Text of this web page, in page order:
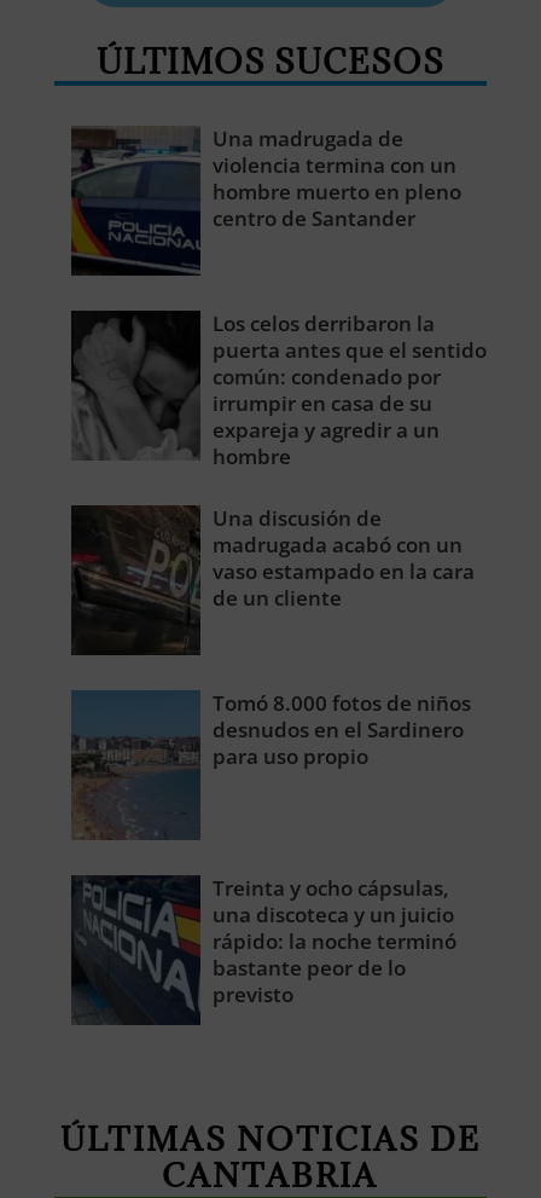
ÚLTIMOS SUCESOS
Una madrugada de
violencia termina con un
hombre muerto en pleno
centro de Santander
Los celos derribaron la
puerta antes que el sentido
común: condenado por
irrumpir en casa de su
expareja y agredir a un
hombre
Una discusión de
madrugada acabó con un
vaso estampado en la cara
de un cliente
Tomó 8.000 fotos de niños
desnudos en el Sardinero
para uso propio
Treinta y ocho cápsulas,
una discoteca y un juicio
rápido: la noche terminó
bastante peor de lo
previsto
ÚLTIMAS NOTICIAS DE
CANTABRIA